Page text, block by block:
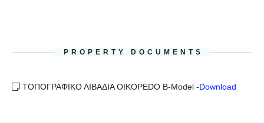
PROPERTY DOCUMENTS
ΤΟΠΟΓΡΑΦΙΚΟ ΛΙΒΑΔΙΑ OIKOPEDO B-Model -Download